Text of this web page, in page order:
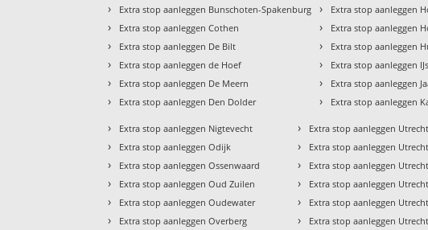
› Extra stop aanleggen Bunschoten-Spakenburg
› Extra stop aanleggen Cothen
› Extra stop aanleggen De Bilt
› Extra stop aanleggen de Hoef
› Extra stop aanleggen De Meern
› Extra stop aanleggen Den Dolder
› Extra stop aanleggen
› Extra stop aanleggen
› Extra stop aanleggen
› Extra stop aanleggen
› Extra stop aanleggen
› Extra stop aanleggen
› Extra stop aanleggen Nigtevecht
› Extra stop aanleggen Odijk
› Extra stop aanleggen Ossenwaard
› Extra stop aanleggen Oud Zuilen
› Extra stop aanleggen Oudewater
› Extra stop aanleggen Overberg
› Extra stop aanleggen
› Extra stop aanleggen
› Extra stop aanleggen
› Extra stop aanleggen
› Extra stop aanleggen
› Extra stop aanleggen